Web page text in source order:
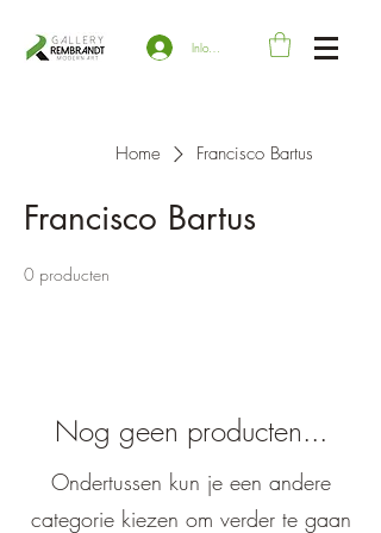
Inloggen
Home Francisco Bartus
Francisco Bartus
0 producten
Nog geen producten...
Ondertussen kun je een andere
categorie kiezen om verder te gaan